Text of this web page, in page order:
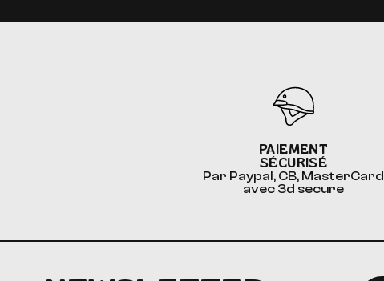
PAIEMENT
SÉCURISÉ
Par Paypal, CB, MasterCard
avec 3d secure